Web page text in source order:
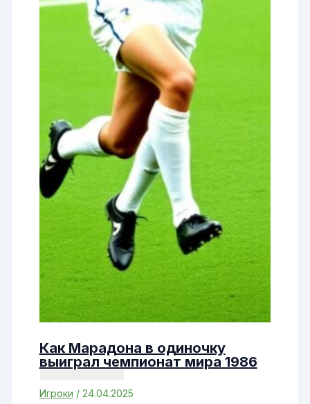
Как Марадона в одиночку
выиграл чемпионат мира 1986
Игроки / 24.04.2025